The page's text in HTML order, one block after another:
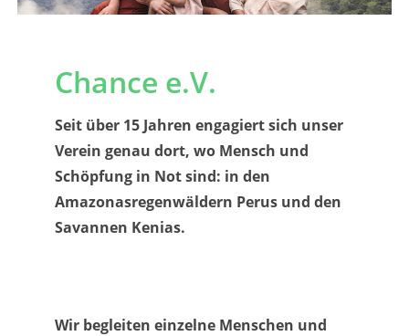
Chance e.V.
Seit über 15 Jahren engagiert sich unser
Verein genau dort, wo Mensch und
Schöpfung in Not sind: in den
Amazonasregenwäldern Perus und den
Savannen Kenias.
Wir begleiten einzelne Menschen und